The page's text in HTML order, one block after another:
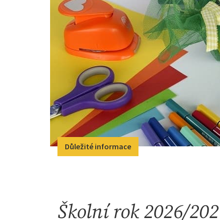
Důležité informace
Školní rok 2026/